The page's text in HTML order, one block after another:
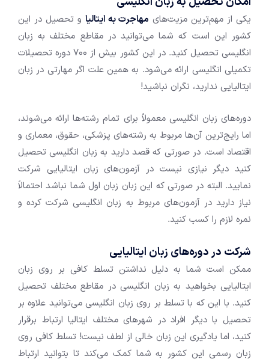
یکی از مهم‌ترین مزیت‌های مهاجرت به ایتالیاو تحصیل در این
کشور این است که شما می‌توانید در مقاطع مختلف به زبان
انگلیسی تحصیل کنید. در این کشور بیش از ۷۰۰ دوره تحصیلات
تکمیلی انگلیسی ارائه می‌شود. به همین علت اگر مهارتی در زبان
ایتالیایی ندارید، نگران نباشید!
دوره‌های زبان انگلیسی معمولاً برای تمام رشته‌ها ارائه می‌شوند،
اما رایج‌ترین آن‌ها مربوط به رشته‌های پزشکی، حقوق، معماری و
اقتصاد است. در صورتی که قصد دارید به زبان انگلیسی تحصیل
کنید دیگر نیازی نیست در آزمون‌های زبان ایتالیایی شرکت
نمایید. البته در صورتی که این زبان زبان اول شما نباشد احتمالاً
نیاز دارید در آزمون‌های مربوط به زبان انگلیسی شرکت کرده و
نمره لازم را کسب کنید.
شرکت در دوره‌های زبان ایتالیایی
ممکن است شما به دلیل نداشتن تسلط کافی بر روی زبان
ایتالیایی بخواهید به زبان انگلیسی در مقاطع مختلف تحصیل
کنید. با این که با تسلط بر روی زبان انگلیسی می‌توانید علاوه بر
تحصیل با دیگر افراد در شهر‌های مختلف ایتالیا ارتباط برقرار
کنید، اما یادگیری این زبان خالی از لطف نیست! تسلط کافی روی
زبان رسمی این کشور به شما کمک می‌کند تا بتوانید ارتباط